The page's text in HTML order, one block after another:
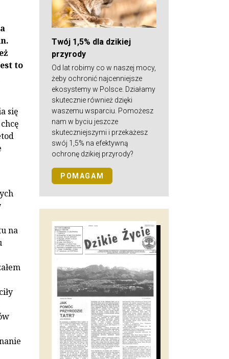
to
się
na
Twój 1,5% dla dzikiej
przyrody
Od lat robimy co w naszej mocy,
żeby ochronić najcenniejsze
ekosystemy w Polsce. Działamy
skutecznie również dzięki
waszemu wsparciu. Pomożesz
nam w byciu jeszcze
skuteczniejszymi i przekażesz
swój 1,5% na efektywną
ochronę dzikiej przyrody?
POMAGAM